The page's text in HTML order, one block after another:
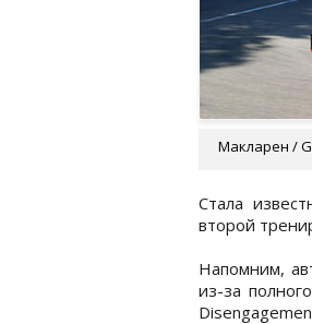
Макларен /
Стала
второй
Напомним,
из-за